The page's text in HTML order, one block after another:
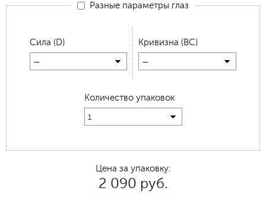
Разные параметры глаз
Сила (D)
—
Кривизна (BC)
—
Количество упаковок
1
Цена за упаковку:
2 090 руб.